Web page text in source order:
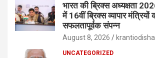
भारत की ब्रिक्‍स अध्यक्षता
में 16वीं ब्रिक्‍स व्यापार
सफलतापूर्वक संपन्न
August 8, 2026
UNCATEGORIZED